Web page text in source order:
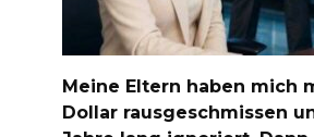
Meine Eltern haben mich
Dollar rausgeschmissen